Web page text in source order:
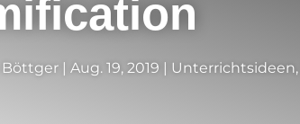
|Aug. 19, 2019 | Unterrichtsideen,